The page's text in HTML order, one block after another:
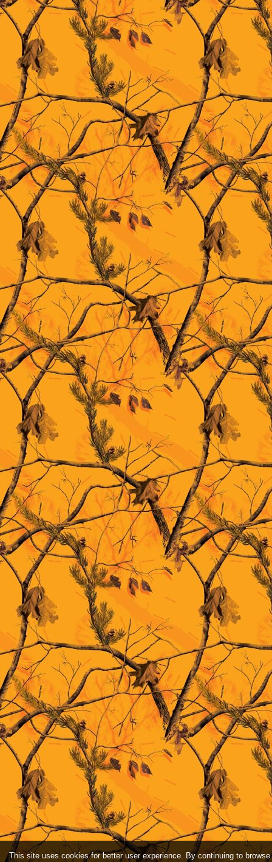
This site uses cookies for better user experience. By continuing to